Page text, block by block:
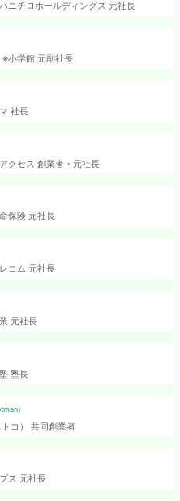
ニチロホールディングス 元社長
※小学館 元副社長
社長
クセス 創業者・元社長
保険 元社長
コム 元社長
元社長
塾長
）
コ） 共同創業者
ス 元社長